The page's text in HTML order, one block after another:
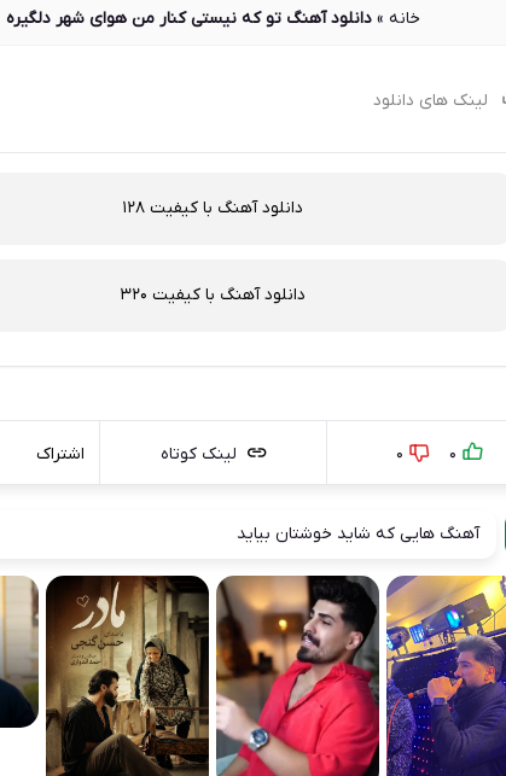
خانه »دانلود آهنگ تو که نیستی کنار من هوای شهر دلگیره
لینک های دانلود
دانلود آهنگ با کیفیت 128
دانلود آهنگ با کیفیت 320
0
0 لینک کوتاه اشتراک
آهنگ هایی که شاید خوشتان بیاید